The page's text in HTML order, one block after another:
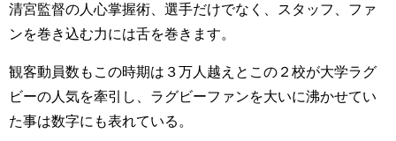
清宮監督の人心掌握術、選手だけでなく、スタッフ、ファ
ンを巻き込む力には舌を巻きます。
観客動員数もこの時期は３万人越えとこの２校が大学ラグ
ビーの人気を牽引し、ラグビーファンを大いに沸かせてい
た事は数字にも表れている。